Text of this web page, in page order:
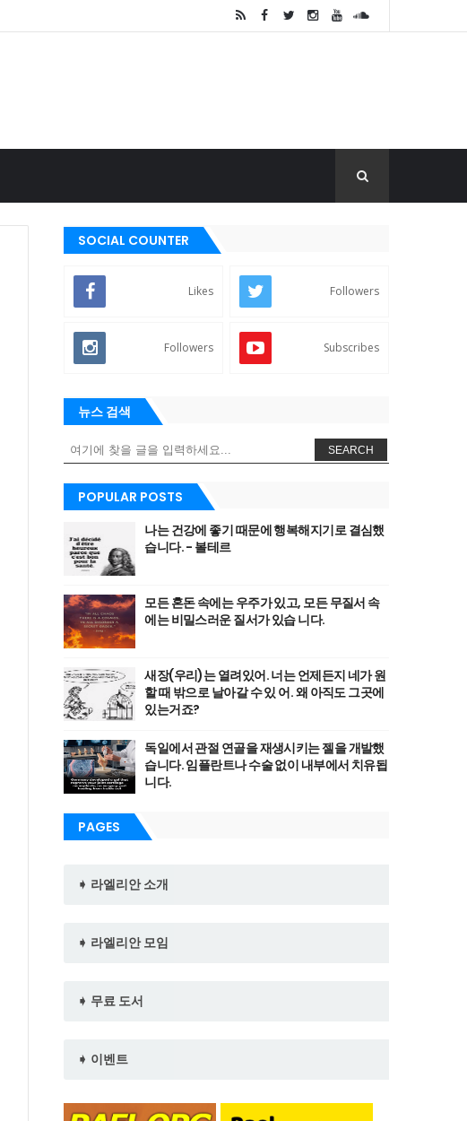
SOCIAL COUNTER
Likes Followers
Followers Subscribes
뉴스 검색
SEARCH
POPULAR POSTS
나는 건강에 좋기 때문에 행복해지기로 결심했
습니다. - 볼테르
모든 혼돈 속에는 우주가 있고, 모든 무질서 속
에는 비밀스러운 질서가 있습 니다.
새장(우리)는 열려있어. 너는 언제든지 네가 원
할 때 밖으로 날아갈 수 있 어. 왜 아직도 그곳에
있는거죠?
독일에서 관절 연골을 재생시키는 젤을 개발했
습니다. 임플란트나 수술 없이 내부에서 치유됩
니다.
PAGES
➧ 라엘리안 소개
➧ 라엘리안 모임
➧ 무료 도서
➧ 이벤트